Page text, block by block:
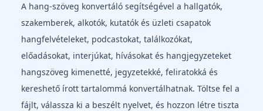
A hang-szöveg konvertáló segítségével a hallgatók,
szakemberek, alkotók, kutatók és üzleti csapatok
hangfelvételeket, podcastokat, találkozókat,
előadásokat, interjúkat, hívásokat és hangjegyzeteket
hangszöveg kimenetté, jegyzetekké, feliratokká és
kereshető írott tartalommá konvertálhatnak. Töltse fel a
fájlt, válassza ki a beszélt nyelvet, és hozzon létre tiszta